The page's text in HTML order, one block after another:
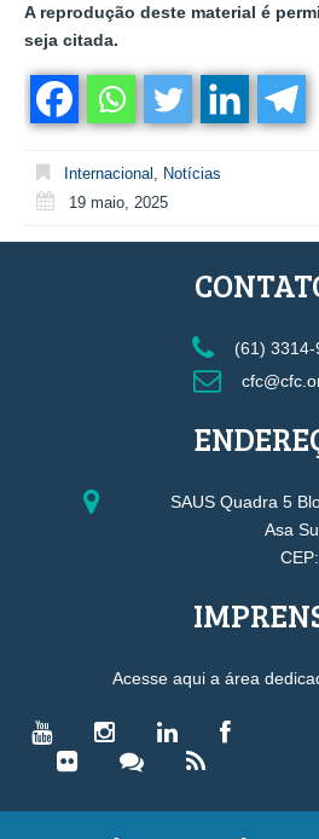
A reprodução deste material é
seja citada.
Internacional
Notícias
19 maio, 2025
(61) 3314-
SAUS Quadra 5
Asa
Acesse aqui a área